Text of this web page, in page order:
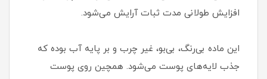
افزایش طولانی مدت ثبات آرایش می‌شود.
این ماده بی‌رنگ، بی‌بو، غیر چرب و بر پایه آب بوده که
جذب لایه‌های پوست می‌شود. همچین روی پوست